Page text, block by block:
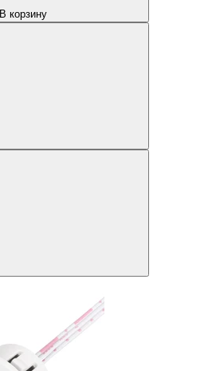
В корзину